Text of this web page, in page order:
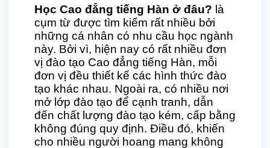
Học Cao đẳng tiếng Hàn ở đâu? là
cụm từ được tìm kiếm rất nhiều bởi
những cá nhân có nhu cầu học ngành
này. Bởi vì, hiện nay có rất nhiều đơn
vị đào tạo Cao đẳng tiếng Hàn, mỗi
đơn vị đều thiết kế các hình thức đào
tạo khác nhau. Ngoài ra, có nhiều nơi
mở lớp đào tạo để cạnh tranh, dẫn
đến chất lượng đào tạo kém, cấp bằng
không đúng quy định. Điều đó, khiến
cho nhiều người hoang mang không